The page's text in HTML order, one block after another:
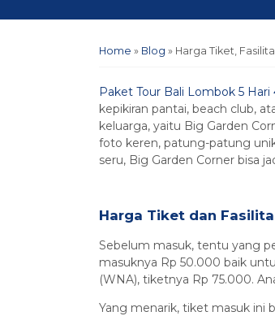
Home » Blog » Harga Tiket,
Paket Tour Bali Lombok 5
kepikiran pantai, beach club,
keluarga, yaitu Big Garden
foto keren, patung-patung
seru, Big Garden Corner bisa
Harga Tiket dan
Sebelum masuk, tentu yang
masuknya Rp 50.000 baik
(WNA), tiketnya Rp 75.000.
Yang menarik, tiket masuk ini